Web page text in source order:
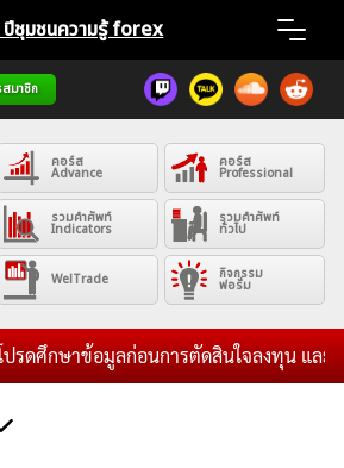
ชุมชนความรู้ forex
มาชิก
คอร์ส
Advance
คอร์ส
Professional
รวมคำศัพท์
Indicators
รวมคำศัพท์
ทั่วไป
WelTrade กิจกรรม
ฟอรั่ม
ศึกษาข้อมูลก่อนการตัดสินใจลงทุน และไม่รั